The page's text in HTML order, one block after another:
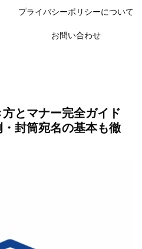
プライバシーポリシーについて
お問い合わせ
とマナー完全ガイド
・封筒宛名の基本も徹